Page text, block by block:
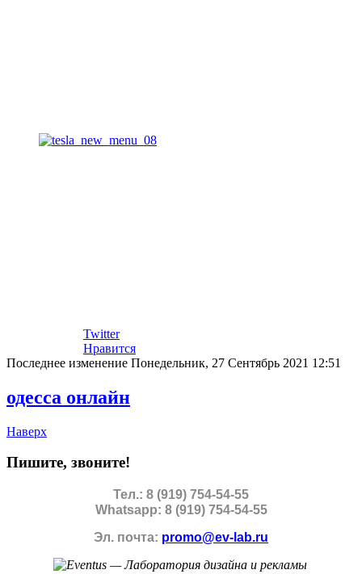
Twitter
Нравится
Последнее изменение Понедельник, 27 Сентябрь 2021 12:51
одесса онлайн
Наверх
Пишите, звоните!
Тел.: 8 (919) 754-54-55
Whatsapp: 8 (919) 754-54-55
Эл. почта: promo@ev-lab.ru